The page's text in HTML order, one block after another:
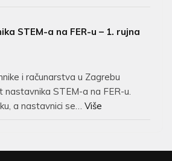
STEM-a na FER-u – 1. rujna
i računarstva u Zagrebu
nastavnika STEM-a na FER-u.
a nastavnici se… Više